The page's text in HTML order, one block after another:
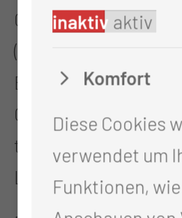
Carl-Thiem-
(CTK), dem größten
Brandenburg, und
Cottbus-
technischen
Landes, im Jahr
inaktiv aktiv
Komfort
Diese Cookies
verwendet um
Funktionen,